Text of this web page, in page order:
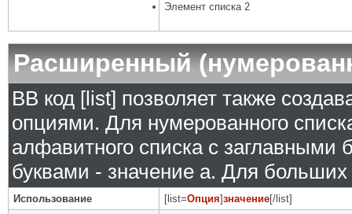
Элемент списка 2
Расширенный
BB код [list] позволяет также
опциями. Для нумерованного
алфавитного списка с
буквами - значение а. Для
Использование [list=Опция]значение[/list]